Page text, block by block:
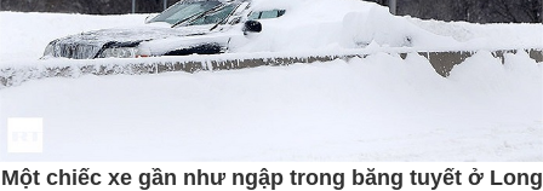
Một chiếc xe gần như ngập trong băng tuyết ở Long